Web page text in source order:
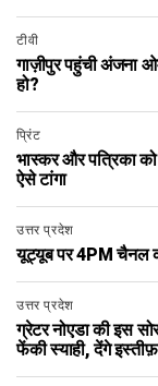
टीवी
गाज़ीपुर पहुंची अंजना
हो?
प्रिंट
भास्कर और पत्रिका
ऐसे टांगा
उत्तर प्रदेश
यूट्यूब पर 4PM चैनल
उत्तर प्रदेश
ग्रेटर नोएडा की इस
फेंकी स्याही, देंगे